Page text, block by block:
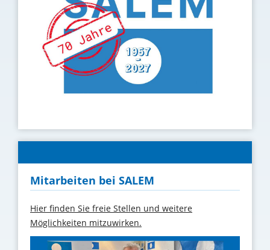
Mitarbeiten bei SALEM
Hier finden Sie freie Stellen und weitere
Möglichkeiten mitzuwirken.